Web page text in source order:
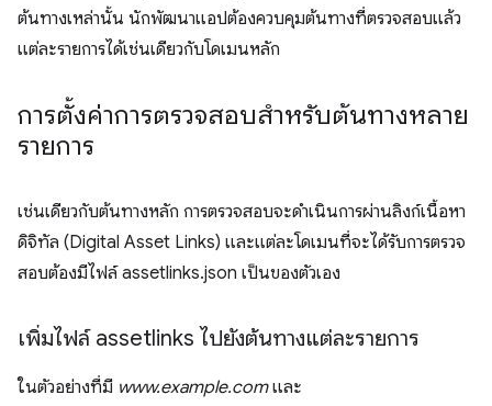
ต้นทางเหล่านั้น นักพัฒนาแอปต้องควบคุมต้นทางที่ตรวจสอบแล้ว
แต่ละรายการได้เช่นเดียวกับโดเมนหลัก
การตั้งค่าการตรวจสอบสําหรับต้นทางหลาย
รายการ
เช่นเดียวกับต้นทางหลัก การตรวจสอบจะดำเนินการผ่านลิงก์เนื้อหา
ดิจิทัล (Digital Asset Links) และแต่ละโดเมนที่จะได้รับการตรวจ
สอบต้องมีไฟล์ assetlinks.json เป็นของตัวเอง
เพิ่มไฟล์ assetlinks ไปยังต้นทางแต่ละรายการ
ในตัวอย่างที่มี www.example.comและ